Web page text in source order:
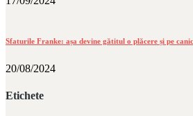
Sfaturile Franke: așa devine gătitul o plăcere și pe
20/08/2024
Etichete